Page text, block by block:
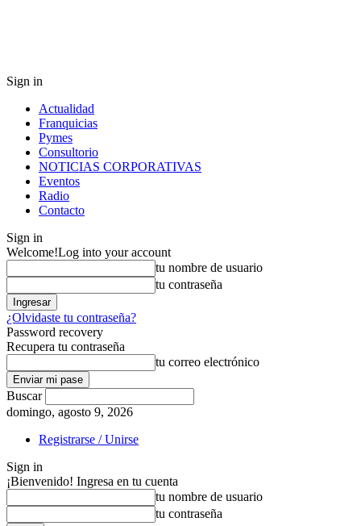
Sign in
Actualidad
Franquicias
Pymes
Consultorio
NOTICIAS CORPORATIVAS
Eventos
Radio
Contacto
Sign in
Welcome!Log into your account
tu nombre de usuario
tu contraseña
¿Olvidaste tu contraseña?
Password recovery
Recupera tu contraseña
tu correo electrónico
Buscar
domingo, agosto 9, 2026
Registrarse / Unirse
Sign in
¡Bienvenido! Ingresa en tu cuenta
tu nombre de usuario
tu contraseña